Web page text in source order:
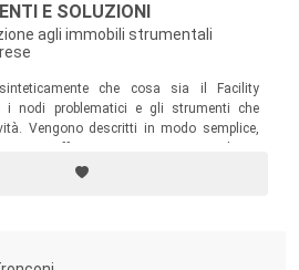
E SOLUZIONI
agli immobili strumentali
che cosa sia il Facility
i nodi problematici e gli strumenti che
Vengono descritti in modo semplice,
o, meglio, agli immobili che queste
attività.